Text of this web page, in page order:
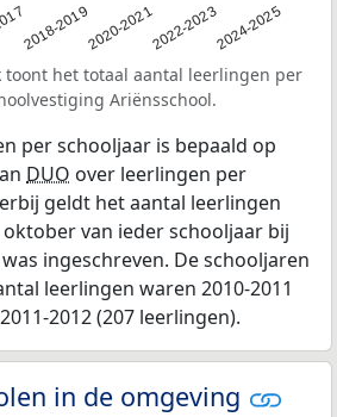
2018-20192020-20212022-20232024-2025
toont het totaal aantal leerlingen per
Ariënsschool.
per schooljaar is bepaald op
DUO over leerlingen per
geldt het aantal leerlingen
van ieder schooljaar bij
ingeschreven. De schooljaren
leerlingen waren 2010-2011
2012 (207 leerlingen).
in de omgeving